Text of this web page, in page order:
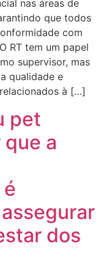
nas áreas de
que todos
com
RT tem um papel
supervisor, mas
qualidade e
à […]
pet
a
dos